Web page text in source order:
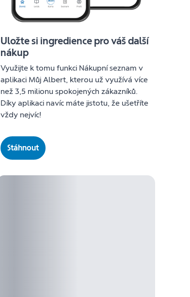
Uložte si ingredience pro váš další
nákup
Využijte k tomu funkci Nákupní seznam v
aplikaci Můj Albert, kterou už využívá více
než 3,5 milionu spokojených zákazníků.
Díky aplikaci navíc máte jistotu, že ušetříte
vždy nejvíc!
Stáhnout